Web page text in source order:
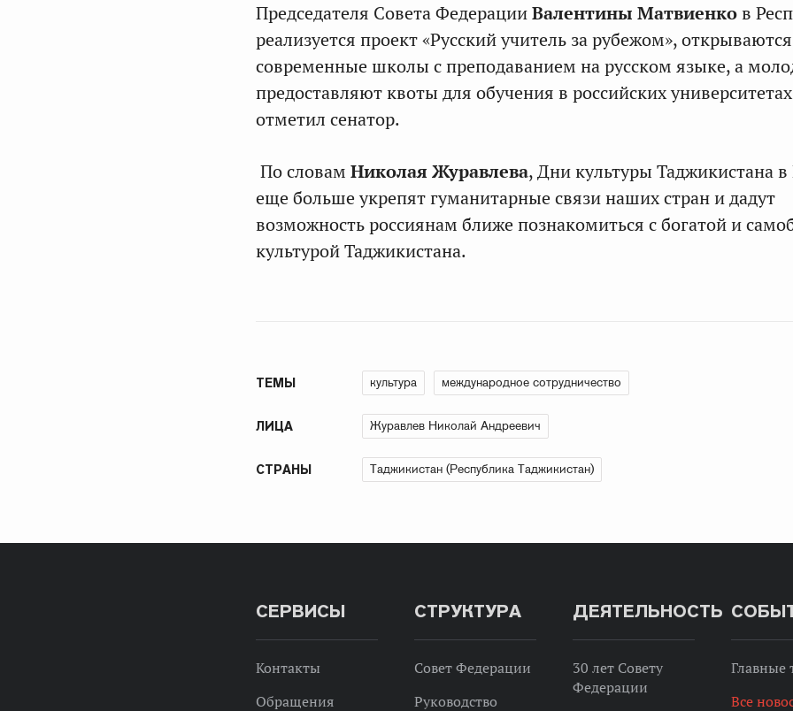
Председателя Совета ФедерацииВалентины Матвиенков
реализуется проект «Русский учитель за рубежом», открываются
современные школы с преподаванием на русском языке, а
предоставляют квоты для обучения в российских
отметил сенатор.
По словам Николая Журавлева, Дни культуры Таджикистана в
еще больше укрепят гуманитарные связи наших стран и дадут
возможность россиянам ближе познакомиться с богатой и
культурой Таджикистана.
ТЕМЫ культура международное сотрудничество
ЛИЦА Журавлев Николай Андреевич
СТРАНЫ Таджикистан (Республика Таджикистан)
СЕРВИСЫ
Контакты
Обращения
СТРУКТУРА
Совет Федерации
Руководство
ДЕЯТЕЛЬНОСТЬ
30 лет Совету
Федерации
Главные
Все